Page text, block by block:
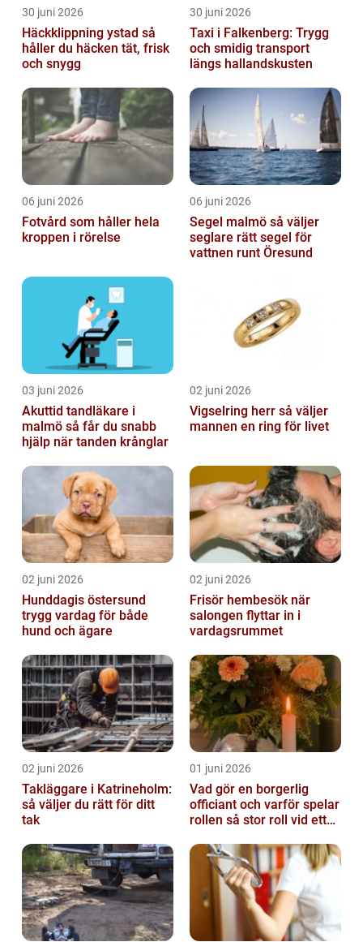
30 juni 2026
Häckklippning ystad så
håller du häcken tät, frisk
och snygg
30 juni 2026
Taxi i Falkenberg: Trygg
och smidig transport
längs hallandskusten
06 juni 2026
Fotvård som håller hela
kroppen i rörelse
06 juni 2026
Segel malmö så väljer
seglare rätt segel för
vattnen runt Öresund
03 juni 2026
Akuttid tandläkare i
malmö så får du snabb
hjälp när tanden krånglar
02 juni 2026
Vigselring herr så väljer
mannen en ring för livet
02 juni 2026
Hunddagis östersund
trygg vardag för både
hund och ägare
02 juni 2026
Frisör hembesök när
salongen flyttar in i
vardagsrummet
02 juni 2026
Takläggare i Katrineholm:
så väljer du rätt för ditt
tak
01 juni 2026
Vad gör en borgerlig
officiant och varför spelar
rollen så stor roll vid ett